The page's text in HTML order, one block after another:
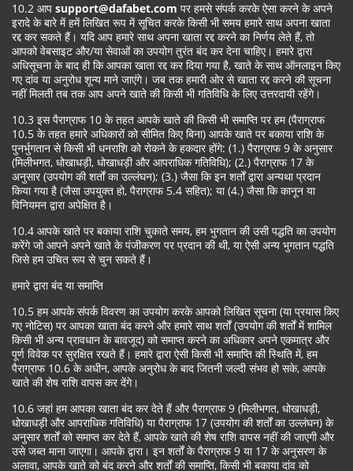
10.2 आप support@dafabet.com पर हमसे संपर्क करके ऐसा करने के अपने
इरादे के बारे में हमें लिखित रूप में सूचित करके किसी भी समय हमारे साथ अपना खाता
रद्द कर सकते हैं। यदि आप हमारे साथ अपना खाता रद्द करने का निर्णय लेते हैं, तो
आपको वेबसाइट और/या सेवाओं का उपयोग तुरंत बंद कर देना चाहिए। हमारे द्वारा
अधिसूचना के बाद ही कि आपका खाता रद्द कर दिया गया है, खाते के साथ ऑनलाइन किए
गए दांव या अनुरोध शून्य माने जाएंगे। जब तक हमारी ओर से खाता रद्द करने की सूचना
नहीं मिलती तब तक आप अपने खाते की किसी भी गतिविधि के लिए उत्तरदायी रहेंगे।
10.3 इस पैराग्राफ 10 के तहत आपके खाते की किसी भी समाप्ति पर हम (पैराग्राफ
10.5 के तहत हमारे अधिकारों को सीमित किए बिना) आपके खाते पर बकाया राशि के
पुनर्भुगतान से किसी भी धनराशि को रोकने के हकदार होंगे: (1.) पैराग्राफ 9 के अनुसार
(मिलीभगत, धोखाधड़ी, धोखाधड़ी और आपराधिक गतिविधि); (2.) पैराग्राफ 17 के
अनुसार (उपयोग की शर्तों का उल्लंघन); (3.) जैसा कि इन शर्तों द्वारा अन्यथा प्रदान
किया गया है (जैसा उपयुक्त हो, पैराग्राफ 5.4 सहित); या (4.) जैसा कि कानून या
विनियमन द्वारा अपेक्षित है।
10.4 आपके खाते पर बकाया राशि चुकाते समय, हम भुगतान की उसी पद्धति का उपयोग
करेंगे जो आपने अपने खाते के पंजीकरण पर प्रदान की थी, या ऐसी अन्य भुगतान पद्धति
जिसे हम उचित रूप से चुन सकते हैं।
हमारे द्वारा बंद या समाप्ति
10.5 हम आपके संपर्क विवरण का उपयोग करके आपको लिखित सूचना (या प्रयास किए
गए नोटिस) पर आपका खाता बंद करने और हमारे साथ शर्तों (उपयोग की शर्तों में शामिल
किसी भी अन्य प्रावधान के बावजूद) को समाप्त करने का अधिकार अपने एकमात्र और
पूर्ण विवेक पर सुरक्षित रखते हैं। हमारे द्वारा ऐसी किसी भी समाप्ति की स्थिति में, हम
पैराग्राफ 10.6 के अधीन, आपके अनुरोध के बाद जितनी जल्दी संभव हो सके, आपके
खाते की शेष राशि वापस कर देंगे।
10.6 जहां हम आपका खाता बंद कर देते हैं और पैराग्राफ 9 (मिलीभगत, धोखाधड़ी,
धोखाधड़ी और आपराधिक गतिविधि) या पैराग्राफ 17 (उपयोग की शर्तों का उल्लंघन) के
अनुसार शर्तों को समाप्त कर देते हैं, आपके खाते की शेष राशि वापस नहीं की जाएगी और
उसे जब्त माना जाएगा। आपके द्वारा। इन शर्तों के पैराग्राफ 9 या 17 के अनुसरण के
अलावा, आपके खाते को बंद करने और शर्तों की समाप्ति, किसी भी बकाया दांव को